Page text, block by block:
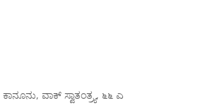
ಕಾನೂನು,ವಾಕ್ ಸ್ವಾತಂತ್ರ್ಯ,೬೬ ಎ